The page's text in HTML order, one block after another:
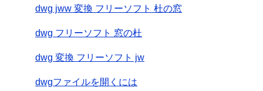
dwg jww 変換 フリーソフト 杜の窓
dwg フリーソフト 窓の杜
dwg 変換 フリーソフト jw
dwgファイルを開くには